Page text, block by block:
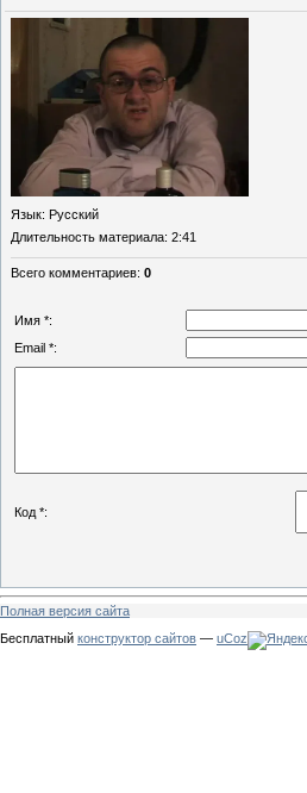
Язык: Русский
Длительность материала: 2:41
Всего комментариев: 0
Имя *:
Email *:
Код *:
Полная версия сайта
Бесплатный конструктор сайтов — uCoz